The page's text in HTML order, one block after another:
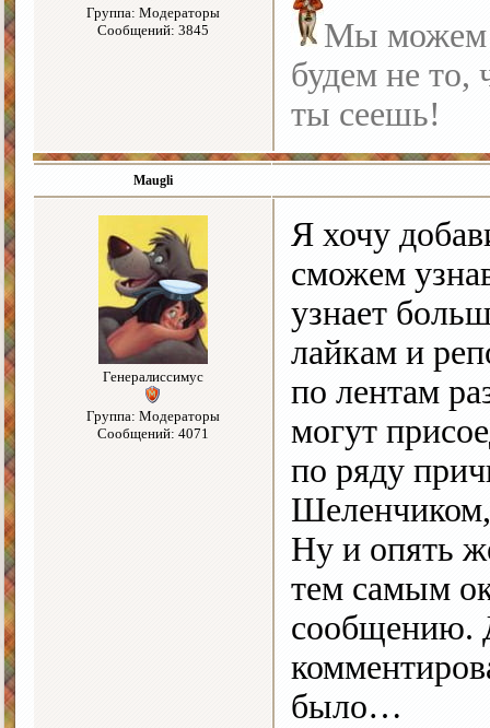
Группа: Модераторы
Сообщений: 3845
Мы можем
будем не то,
ты сеешь!
Maugli
Генералиссимус
Группа: Модераторы
Сообщений: 4071
Я хочу
сможем
узнает
лайкам и
по лентам
могут
по ряду
Ну и опять
тем самым
сообщению.
было…